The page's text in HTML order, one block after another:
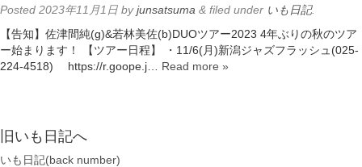
Posted 2023年11月1日 byjunsatsuma & filed under いも日記.
【告知】佐津間純(g)&若林美佐(b)DUOツアー2023 4年ぶりの秋のツア
ー始まります！ 【ツアー日程】 ・11/6(月)新潟ジャズフラッシュ(025-
224-4518) https://r.goope.j… Read more »
旧いも日記へ
いも日記(back number)